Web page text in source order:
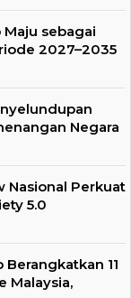
Maju sebagai
2027–2035
Negara
Nasional Perkuat
5.0
11
Malaysia,